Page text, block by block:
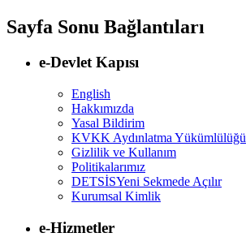
Sayfa Sonu Bağlantıları
e-Devlet Kapısı
English
Hakkımızda
Yasal Bildirim
KVKK Aydınlatma Yükümlülüğü
Gizlilik ve Kullanım
Politikalarımız
DETSİSYeni Sekmede Açılır
Kurumsal Kimlik
e-Hizmetler